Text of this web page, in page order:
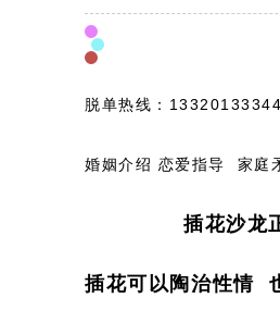
脱单热线：
婚姻介绍 恋爱指导 家庭
插花沙龙正在
插花可以陶治性情